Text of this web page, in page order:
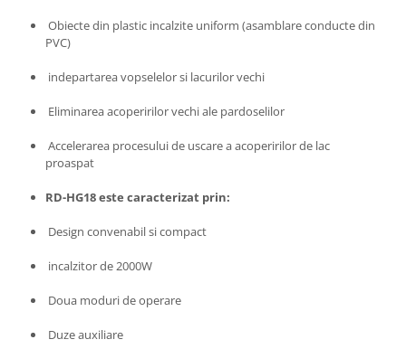
Unelte Gradinarit
Ventilatoare
Zootehnie
Foarfeci tuns oi
Incubatoare oua
Obiecte din plastic incalzite uniform (asamblare conducte din
PVC)
indepartarea vopselelor si lacurilor vechi
Eliminarea acoperirilor vechi ale pardoselilor
Accelerarea procesului de uscare a acoperirilor de lac
proaspat
RD-HG18 este caracterizat prin:
Design convenabil si compact
incalzitor de 2000W
Doua moduri de operare
Duze auxiliare